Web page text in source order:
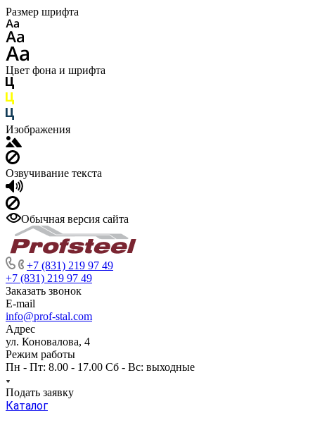
Размер шрифта
Цвет фона и шрифта
Изображения
Озвучивание текста
Обычная версия сайта
+7 (831) 219 97 49
+7 (831) 219 97 49
Заказать звонок
E-mail
info@prof-stal.com
Адрес
ул. Коновалова, 4
Режим работы
Пн - Пт: 8.00 - 17.00 Сб - Вс: выходные
Подать заявку
Каталог